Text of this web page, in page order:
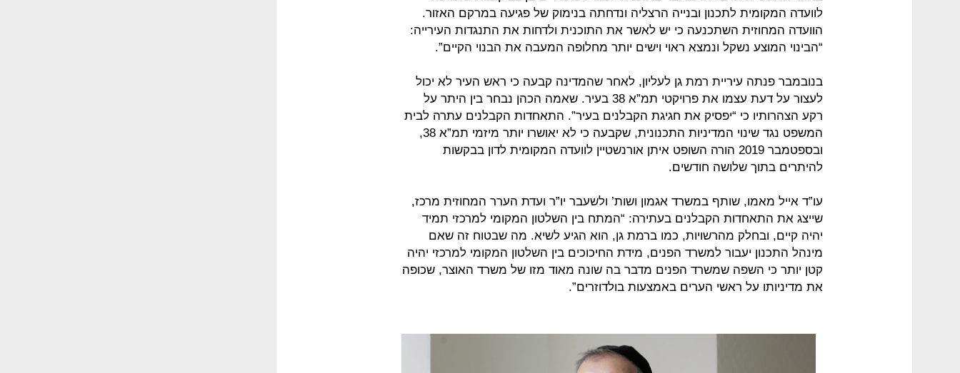
לוועדה המקומית לתכנון ובנייה הרצליה ונדחתה בנימוק של פגיעה במרקם האזור.
הוועדה המחוזית השתכנעה כי יש לאשר את התוכנית ולדחות את התנגדות העירייה:
“הבינוי המוצע נשקל ונמצא ראוי וישים יותר מחלופה המעבה את הבנוי הקיים”.
בנובמבר פנתה עיריית רמת גן לעליון, לאחר שהמדינה קבעה כי ראש העיר לא יכול
לעצור על דעת עצמו את פרויקטי תמ”א 38 בעיר. שאמה הכהן נבחר בין היתר על
רקע הצהרותיו כי “יפסיק את חגיגת הקבלנים בעיר”. התאחדות הקבלנים עתרה לבית
המשפט נגד שינוי המדיניות התכנונית, שקבעה כי לא יאושרו יותר מיזמי תמ”א 38,
ובספטמבר 2019 הורה השופט איתן אורנשטיין לוועדה המקומית לדון בבקשות
להיתרים בתוך שלושה חודשים.
עו”ד אייל מאמו, שותף במשרד אגמון ושות’ ולשעבר יו”ר ועדת הערר המחוזית מרכז,
שייצג את התאחדות הקבלנים בעתירה: “המתח בין השלטון המקומי למרכזי תמיד
יהיה קיים, ובחלק מהרשויות, כמו ברמת גן, הוא הגיע לשיא. מה שבטוח זה שאם
מינהל התכנון יעבור למשרד הפנים, מידת החיכוכים בין השלטון המקומי למרכזי יהיה
קטן יותר כי השפה שמשרד הפנים מדבר בה שונה מאוד מזו של משרד האוצר, שכופה
את מדיניותו על ראשי הערים באמצעות בולדוזרים”.